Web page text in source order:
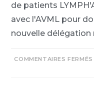
de patients
avec l'AVML pour
nouvelle délégation
COMMENTAIRES FERMÉS